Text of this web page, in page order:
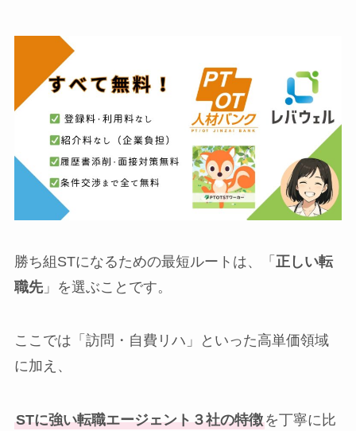
勝ち組STになるための最短ルートは、「 正しい転
職先」を選ぶことです。
ここでは「訪問・自費リハ」といった高単価領域
に加え、
STに強い転職エージェント３社の特徴を丁寧に比